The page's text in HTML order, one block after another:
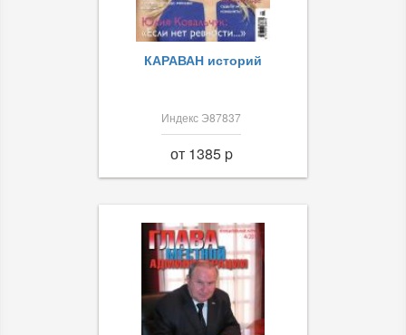
КАРАВАН историй
Индекс Э87837
от 1385 p